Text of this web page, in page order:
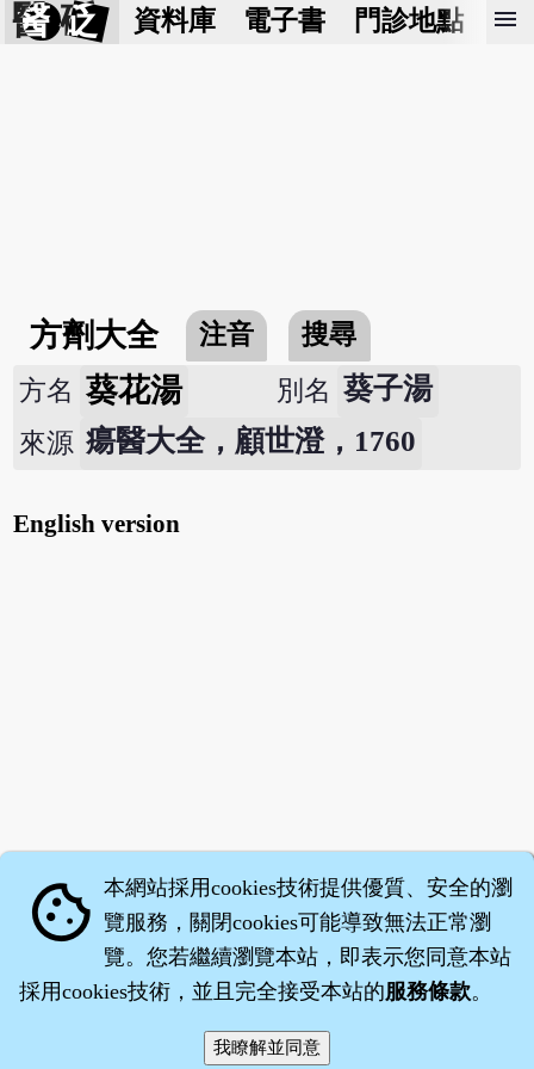
醫 砭 資料庫 電子書 門診地點 預
menu
方劑大全 注音
搜尋
方名 葵花湯 別名 葵子湯
來源 瘍醫大全，顧世澄，1760
English version
‧沈藥子©2008～2026
cookie 本網站採用cookies技術提供優質、安全的瀏
覽服務，關閉cookies可能導致無法正常瀏
覽。您若繼續瀏覽本站，即表示您同意本站
採用cookies技術，並且完全接受本站的服務條款。